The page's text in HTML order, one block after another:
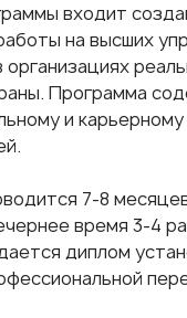
входит
на высших
Программа
и
7-8
время 3-4
диплом